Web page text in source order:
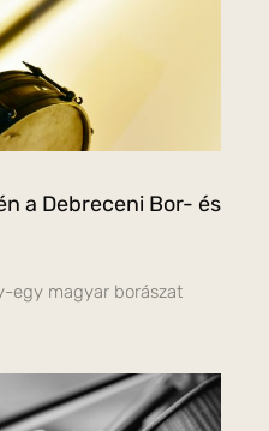
a Debreceni Bor- és
egy magyar borászat